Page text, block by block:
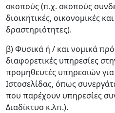
σκοπούς (π.χ. σκοπούς
διοικητικές, οικονομικές
δραστηριότητες).
β) Φυσικά ή / και νομικά
διαφορετικές υπηρεσίες
προμηθευτές υπηρεσιών για
Ιστοσελίδας, όπως
που παρέχουν υπηρεσίες
Διαδίκτυο κ.λπ.).